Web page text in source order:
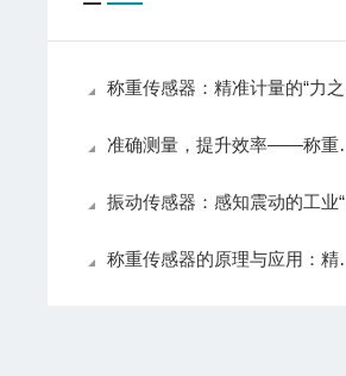
称重传感器：精准计量的“力之眼”
准确测量，提升效率——称重传感器为您提供可靠的数据支持
振动传感器：感知震动的工业“触角”
称重传感器的原理与应用：精准测量的关键技术